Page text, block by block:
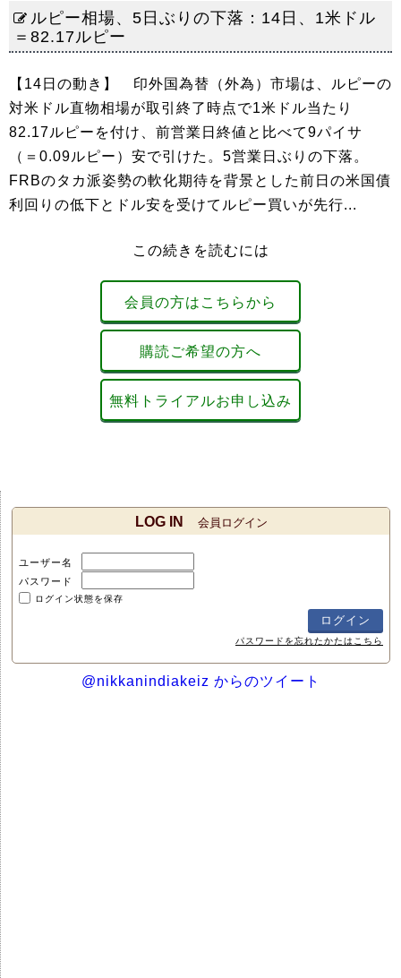
ルピー相場、5日ぶりの下落：14日、1米ドル
＝82.17ルピー
【14日の動き】 印外国為替（外為）市場は、ルピーの
対米ドル直物相場が取引終了時点で1米ドル当たり
82.17ルピーを付け、前営業日終値と比べて9パイサ
（＝0.09ルピー）安で引けた。5営業日ぶりの下落。
FRBのタカ派姿勢の軟化期待を背景とした前日の米国債
利回りの低下とドル安を受けてルピー買いが先行...
この続きを読むには
会員の方はこちらから
購読ご希望の方へ
無料トライアルお申し込み
LOG IN 会員ログイン
ユーザー名
パスワード
ログイン状態を保存
パスワードを忘れたかたはこちら
@nikkanindiakeiz からのツイート